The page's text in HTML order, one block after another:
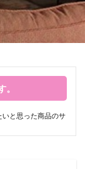
と思った商品のサ